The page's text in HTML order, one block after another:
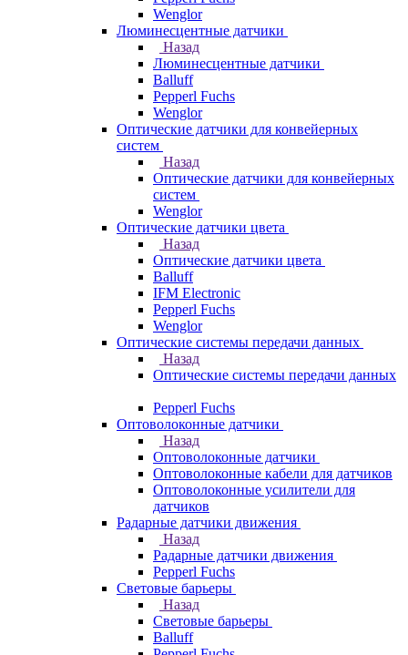
Wenglor
Люминесцентные датчики
Назад
Люминесцентные датчики
Balluff
Pepperl Fuchs
Wenglor
Оптические датчики для конвейерных
систем
Назад
Оптические датчики для конвейерных
систем
Wenglor
Оптические датчики цвета
Назад
Оптические датчики цвета
Balluff
IFM Electronic
Pepperl Fuchs
Wenglor
Оптические системы передачи данных
Назад
Оптические системы передачи данных
Pepperl Fuchs
Оптоволоконные датчики
Назад
Оптоволоконные датчики
Оптоволоконные кабели для датчиков
Оптоволоконные усилители для
датчиков
Радарные датчики движения
Назад
Радарные датчики движения
Pepperl Fuchs
Световые барьеры
Назад
Световые барьеры
Balluff